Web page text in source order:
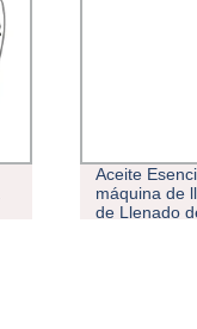
Aceite
máquina de
de Llenado